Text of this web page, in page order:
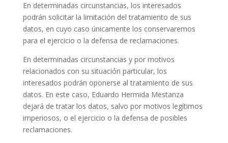
En determinadas circunstancias, los interesados
podrán solicitar la limitación del tratamiento de sus
datos, en cuyo caso únicamente los conservaremos
para el ejercicio o la defensa de reclamaciones.
En determinadas circunstancias y por motivos
relacionados con su situación particular, los
interesados podrán oponerse al tratamiento de sus
datos. En este caso, Eduardo Hermida Mestanza
dejará de tratar los datos, salvo por motivos legítimos
imperiosos, o el ejercicio o la defensa de posibles
reclamaciones.